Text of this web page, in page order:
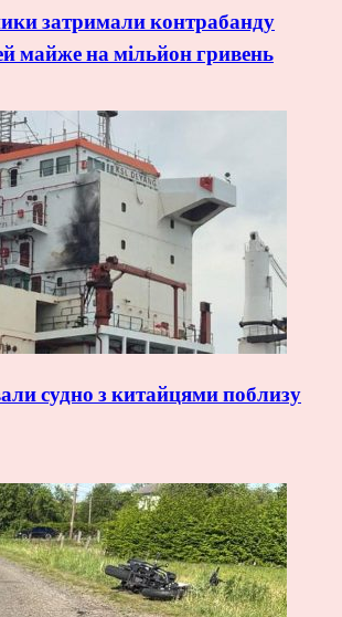
затримали контрабанду
майже на мільйон гривень
судно з китайцями поблизу